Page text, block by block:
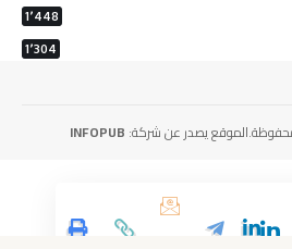
1٬448
1٬304
INFOPUB